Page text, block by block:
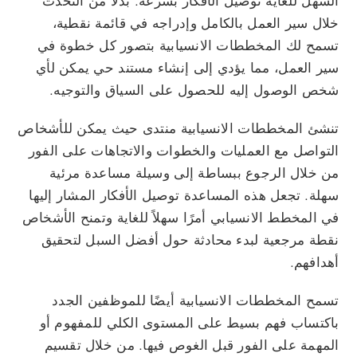
خلال سير العمل بالكامل وإدراجه في قائمة نقطية،
تسمح لك المخططات الانسيابية بتصور كل خطوة في
سير العمل، مما يؤدي إلى إنشاء مستند حي يمكن لأي
شخص الوصول إليه للحصول على السياق والتوجيه.
تنشئ المخططات الانسيابية منتدى حيث يمكن للأشخاص
التواصل مع العمليات والخطوات والاتجاهات على الفور
من خلال الرجوع ببساطة إلى وسيلة مساعدة مرئية
سهلة. تجعل هذه المساعدة توصيل الأفكار المشار إليها
في المخطط الانسيابي أمرًا سهلاً للغاية وتمنح الأشخاص
نقطة مرجعية لبدء محادثة حول أفضل السبل لتحقيق
أهدافهم.
تسمح المخططات الانسيابية أيضًا للموظفين الجدد
باكتساب فهم بسيط على المستوى الكلي للمفهوم أو
المهمة على الفور قبل الغوص فيها. من خلال تقسيم